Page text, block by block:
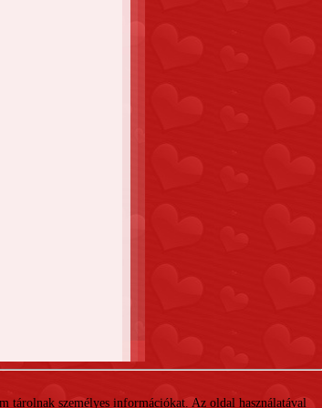
tárolnak személyes információkat. Az oldal használatával